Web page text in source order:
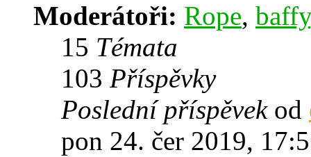
Moderátoři: Rope, baffy
15 Témata
103 Příspěvky
Poslední příspěvekod
pon 24. čer 2019,